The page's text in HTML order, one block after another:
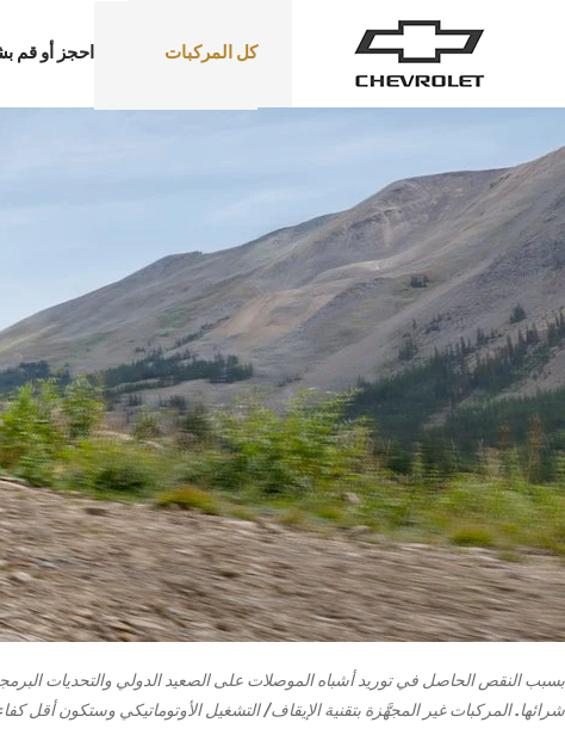
كل المركبات احجز أو قم
سيارات الدفع الرباعي
ترافرس 2026
إبتداء من 12,999 د.ك‏
بسبب النقص الحاصل في توريد أشباه الموصلات على الصعيد الدولي والتحديات
شرائها. المركبات غير المجهَّزة بتقنية الإيقاف/ التشغيل الأوتوماتيكي وستكون أقل